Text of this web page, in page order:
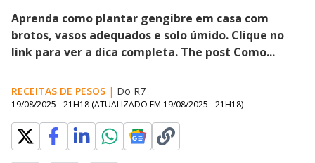
Aprenda como plantar gengibre em casa com
brotos, vasos adequados e solo úmido. Clique no
link para ver a dica completa. The post Como...
RECEITAS DE PESOS | Do R7
19/08/2025 - 21H18 (ATUALIZADO EM 19/08/2025 - 21H18)